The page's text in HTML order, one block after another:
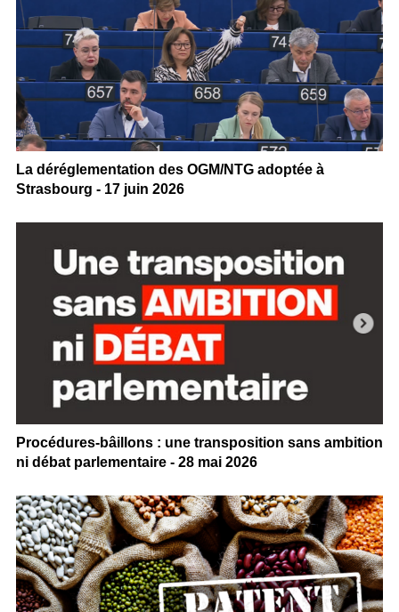
La déréglementation des OGM/NTG adoptée à
Strasbourg - 17 juin 2026
Procédures-bâillons : une transposition sans ambition
ni débat parlementaire - 28 mai 2026